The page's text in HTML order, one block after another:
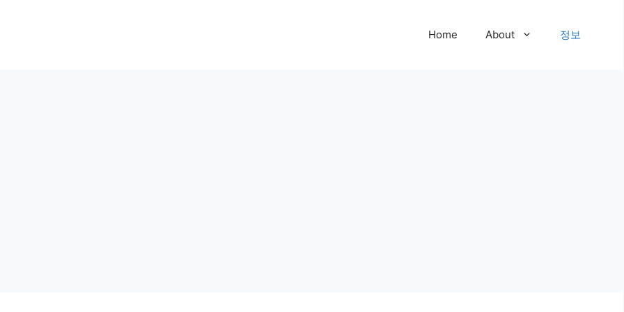
Home About 정보